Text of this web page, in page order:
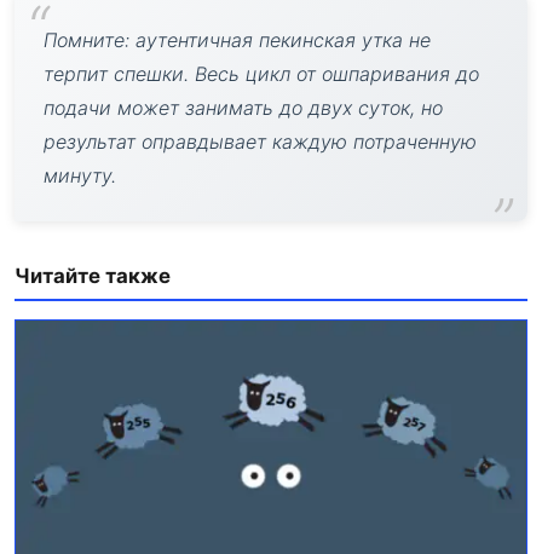
Помните: аутентичная пекинская утка не
терпит спешки. Весь цикл от ошпаривания до
подачи может занимать до двух суток, но
результат оправдывает каждую потраченную
минуту.
Читайте также